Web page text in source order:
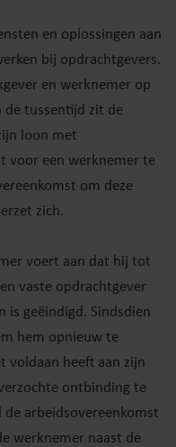
en oplossingen aan
bij opdrachtgevers.
en werknemer op
de tussentijd zit de
loon met
voor een werknemer te
om deze
zich.
voert aan dat hij tot
vaste opdrachtgever
is geëindigd. Sindsdien
hem opnieuw te
voldaan heeft aan zijn
ontbinding te
arbeidsovereenkomst
werknemer naast de